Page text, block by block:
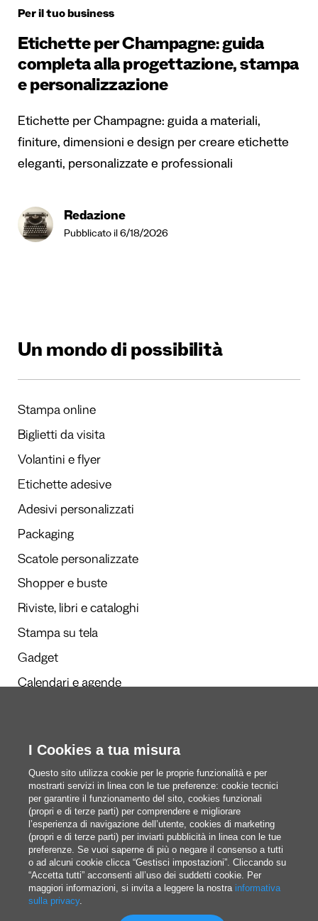
Per il tuo business
Etichette per Champagne: guida
completa alla progettazione, stampa
e personalizzazione
Etichette per Champagne: guida a materiali,
finiture, dimensioni e design per creare etichette
eleganti, personalizzate e professionali
Redazione
Pubblicato il 6/18/2026
Un mondo di possibilità
Stampa online
Biglietti da visita
Volantini e flyer
Etichette adesive
Adesivi personalizzati
Packaging
Scatole personalizzate
Shopper e buste
Riviste, libri e cataloghi
Stampa su tela
Gadget
Calendari e agende
Redazione
Questi siamo noi
blog@pixartprinting.com
I Cookies a tua misura
Questo sito utilizza cookie per le proprie funzionalità e per
mostrarti servizi in linea con le tue preferenze: cookie tecnici
per garantire il funzionamento del sito, cookies funzionali
(propri e di terze parti) per comprendere e migliorare
l’esperienza di navigazione dell’utente, cookies di marketing
(propri e di terze parti) per inviarti pubblicità in linea con le tue
preferenze. Se vuoi saperne di più o negare il consenso a tutti
o ad alcuni cookie clicca “Gestisci impostazioni”. Cliccando su
“Accetta tutti” acconsenti all’uso dei suddetti cookie. Per
maggiori informazioni, si invita a leggere la nostra informativa
sulla privacy.